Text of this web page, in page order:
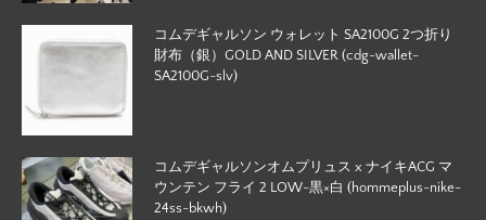
コムデギャルソン ウォレット SA2100G 2つ折り
財布（銀）GOLD AND SILVER (cdg-wallet-
SA2100G-slv)
コムデギャルソンオムプリュス x ナイキACG マ
ウンテン フライ 2 LOW-黒×白 (hommeplus-nike-
24ss-bkwh)